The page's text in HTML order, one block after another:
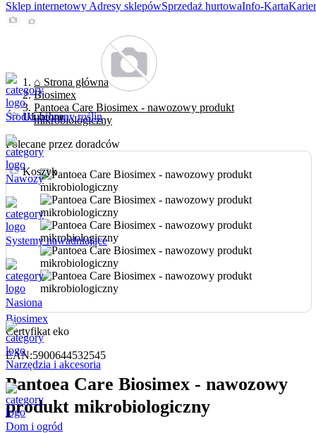
Sklep internetowy Adresy sklepówSprzedaż hurtowaInfo-Karta
Ulubione
Koszyk
Środki ochrony roślin
Nawozy
Systemy nawadniające
Nasiona
Narzędzia i akcesoria
Dom i ogród
⌂ Strona główna
Biosimex
Pantoea Care Biosimex - nawozowy produkt
mikrobiologiczny
Polecane przez doradców
Biosimex
Certyfikat eko
EAN:5900644532545
Pantoea Care Biosimex - nawozowy
produkt mikrobiologiczny